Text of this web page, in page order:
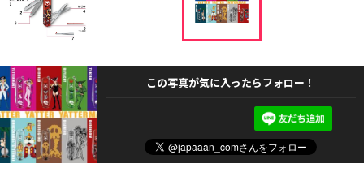
この写真が気に入ったらフォロー！